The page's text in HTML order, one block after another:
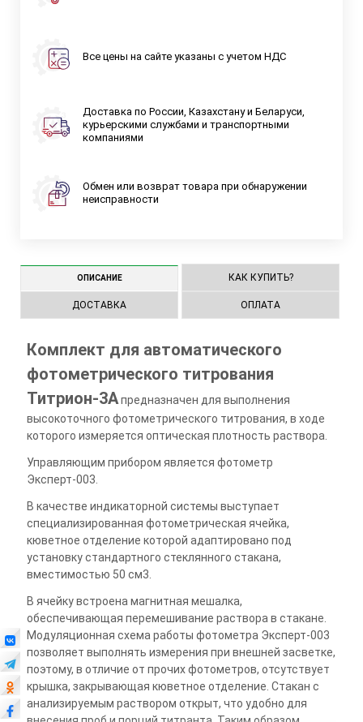
Все цены на сайте указаны с учетом НДС
Доставка по России, Казахстану и Беларуси,
курьерскими службами и транспортными
компаниями
Обмен или возврат товара при обнаружении
неисправности
ОПИСАНИЕ КАК КУПИТЬ?
ДОСТАВКА ОПЛАТА
Комплект для автоматического
фотометрического титрования
Титрион-3Апредназначен для выполнения
высокоточного фотометрического титрования, в ходе
которого измеряется оптическая плотность раствора.
Управляющим прибором является фотометр
Эксперт-003.
В качестве индикаторной системы выступает
специализированная фотометрическая ячейка,
кюветное отделение которой адаптировано под
установку стандартного стеклянного стакана,
вместимостью 50 см3.
В ячейку встроена магнитная мешалка,
обеспечивающая перемешивание раствора в стакане.
Модуляционная схема работы фотометра Эксперт-003
позволяет выполнять измерения при внешней засветке,
поэтому, в отличие от прочих фотометров, отсутствует
крышка, закрывающая кюветное отделение. Стакан с
анализируемым раствором открыт, что удобно для